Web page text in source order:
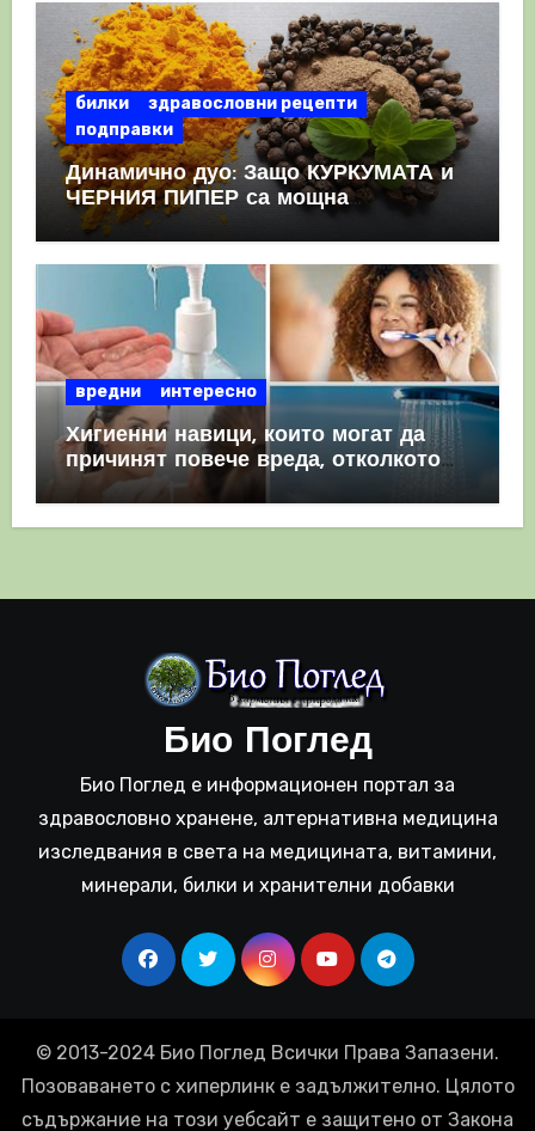
билки
здравословни рецепти
подправки
Динамично дуо: Защо КУРКУМАТА и
ЧЕРНИЯ ПИПЕР са мощна
комбинация
вредни интересно
Хигиенни навици, които могат да
причинят повече вреда, отколкото
полза
Био Поглед
Био Поглед е информационен портал за
здравословно хранене, алтернативна медицина
изследвания в света на медицината, витамини,
минерали, билки и хранителни добавки
© 2013-2024 Био Поглед Всички Права Запазени.
Позоваването с хиперлинк е задължително. Цялото
съдържание на този уебсайт е защитено от Закона